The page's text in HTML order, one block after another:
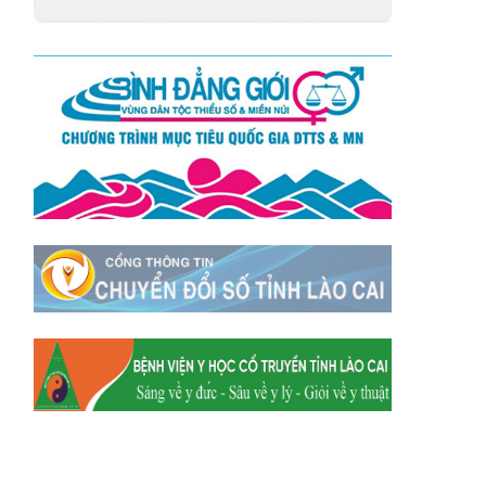
Hum
Xã Y Tý
Xã A Mú Sung
Xã Trịnh Tường
Xã Nậm Chày
Xã Bản Xèo
Xã Bát Xát
Xã Võ Lao
Xã Khánh Yên
Xã Văn Bàn
Xã Dương Quỳ
Xã Chiềng Ken
Xã Minh Lương
Xã Nậm Chảy
Xã Bảo Yên
Xã Nghĩa Đô
Xã Thượng Hà